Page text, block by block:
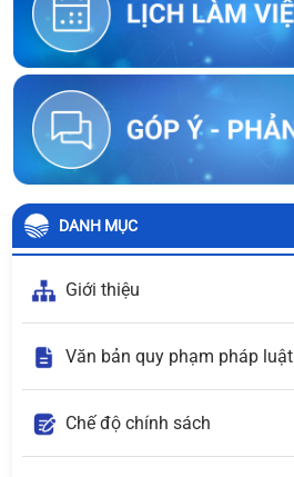
DANH MỤC
Giới thiệu
Văn bản quy phạm pháp luật
Chế độ chính sách